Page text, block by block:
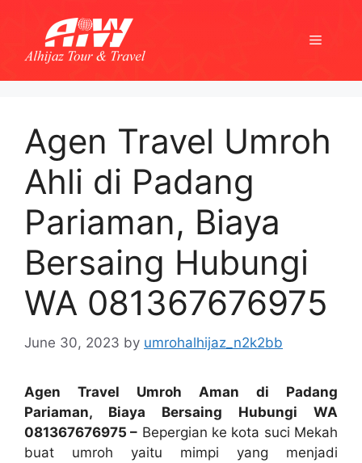
content
Menu
Agen Travel Umroh
Ahli di Padang
Pariaman, Biaya
Bersaing Hubungi
WA 081367676975
June 30, 2023 by umrohalhijaz_n2k2bb
Agen Travel Umroh Aman di Padang
Pariaman, Biaya Bersaing Hubungi WA
081367676975 – Bepergian ke kota suci Mekah
buat umroh yaitu mimpi yang menjadi